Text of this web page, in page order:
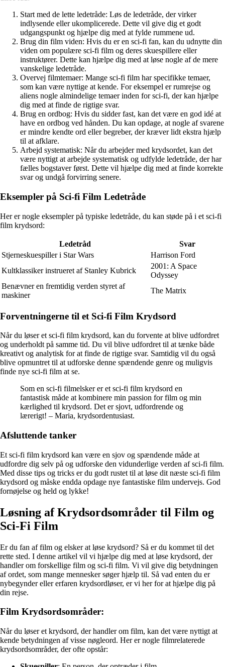
Start med de lette ledetråde: Løs de ledetråde, der virker
indlysende eller ukomplicerede. Dette vil give dig et godt
udgangspunkt og hjælpe dig med at fylde rummene ud.
Brug din film viden: Hvis du er en sci-fi fan, kan du udnytte din
viden om populære sci-fi film og deres skuespillere eller
instruktører. Dette kan hjælpe dig med at løse nogle af de mere
vanskelige ledetråde.
Overvej filmtemaer: Mange sci-fi film har specifikke temaer,
som kan være nyttige at kende. For eksempel er rumrejse og
aliens nogle almindelige temaer inden for sci-fi, der kan hjælpe
dig med at finde de rigtige svar.
Brug en ordbog: Hvis du sidder fast, kan det være en god idé at
have en ordbog ved hånden. Du kan opdage, at nogle af svarene
er mindre kendte ord eller begreber, der kræver lidt ekstra hjælp
til at afklare.
Arbejd systematisk: Når du arbejder med krydsordet, kan det
være nyttigt at arbejde systematisk og udfylde ledetråde, der har
fælles bogstaver først. Dette vil hjælpe dig med at finde korrekte
svar og undgå forvirring senere.
Eksempler på Sci-fi Film Ledetråde
Her er nogle eksempler på typiske ledetråde, du kan støde på i et sci-fi
film krydsord:
Ledetråd
Svar
Stjerneskuespiller i Star Wars
Harrison Ford
Kultklassiker instrueret af Stanley Kubrick
2001: A Space
Odyssey
Benævner en fremtidig verden styret af
maskiner
The Matrix
Forventningerne til et Sci-fi Film Krydsord
Når du løser et sci-fi film krydsord, kan du forvente at blive udfordret
og underholdt på samme tid. Du vil blive udfordret til at tænke både
kreativt og analytisk for at finde de rigtige svar. Samtidig vil du også
blive opmuntret til at udforske denne spændende genre og muligvis
finde nye sci-fi film at se.
Som en sci-fi filmelsker er et sci-fi film krydsord en
fantastisk måde at kombinere min passion for film og min
kærlighed til krydsord. Det er sjovt, udfordrende og
lærerigt! – Maria, krydsordentusiast.
Afsluttende tanker
Et sci-fi film krydsord kan være en sjov og spændende måde at
udfordre dig selv på og udforske den vidunderlige verden af sci-fi film.
Med disse tips og tricks er du godt rustet til at løse dit næste sci-fi film
krydsord og måske endda opdage nye fantastiske film undervejs. God
fornøjelse og held og lykke!
Løsning af Krydsordsområder til Film og
Sci-Fi Film
Er du fan af film og elsker at løse krydsord? Så er du kommet til det
rette sted. I denne artikel vil vi hjælpe dig med at løse krydsord, der
handler om forskellige film og sci-fi film. Vi vil give dig betydningen
af ordet, som mange mennesker søger hjælp til. Så vad enten du er
nybegynder eller erfaren krydsordløser, er vi her for at hjælpe dig på
din rejse.
Film Krydsordsområder:
Når du løser et krydsord, der handler om film, kan det være nyttigt at
kende betydningen af visse nøgleord. Her er nogle filmrelaterede
krydsordsområder, der ofte opstår: